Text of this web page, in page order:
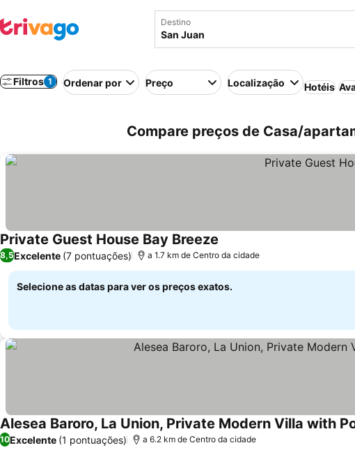
Destino
Filtros 1 Ordenar por Preço Localização Hotéis
Compare preços de Casa/
Private Guest House Bay Breeze
8,5Excelente (7 pontuações) a 1.7 km de Centro da cidade
Selecione as datas para ver os preços exatos.
Alesea Baroro, La Union, Private Modern Villa with
10Excelente (1 pontuações) a 6.2 km de Centro da cidade